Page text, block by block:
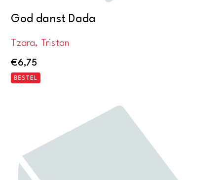
God danst Dada
Tzara, Tristan
€6,75
BESTEL